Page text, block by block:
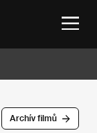
Archív filmů